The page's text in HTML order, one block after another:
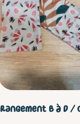
Rangement B à D